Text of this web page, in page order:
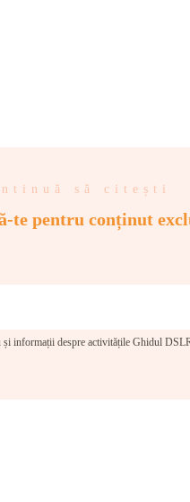
să citești
te pentru conținut
informații despre activitățile Ghidul